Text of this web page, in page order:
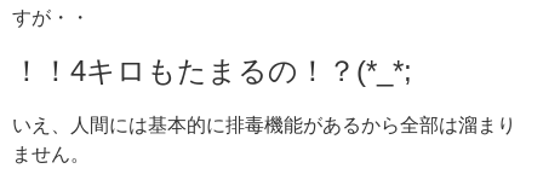
すが・・
！！4キロもたまるの！？(*_*;
いえ、人間には基本的に排毒機能があるから全部は溜まり
ません。